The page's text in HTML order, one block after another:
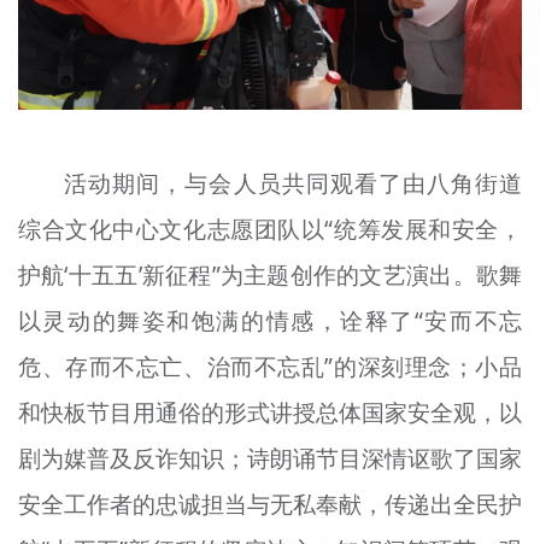
活动期间，与会人员共同观看了由八角街道
综合文化中心文化志愿团队以“统筹发展和安全，
护航‘十五五’新征程”为主题创作的文艺演出。歌舞
以灵动的舞姿和饱满的情感，诠释了“安而不忘
危、存而不忘亡、治而不忘乱”的深刻理念；小品
和快板节目用通俗的形式讲授总体国家安全观，以
剧为媒普及反诈知识；诗朗诵节目深情讴歌了国家
安全工作者的忠诚担当与无私奉献，传递出全民护